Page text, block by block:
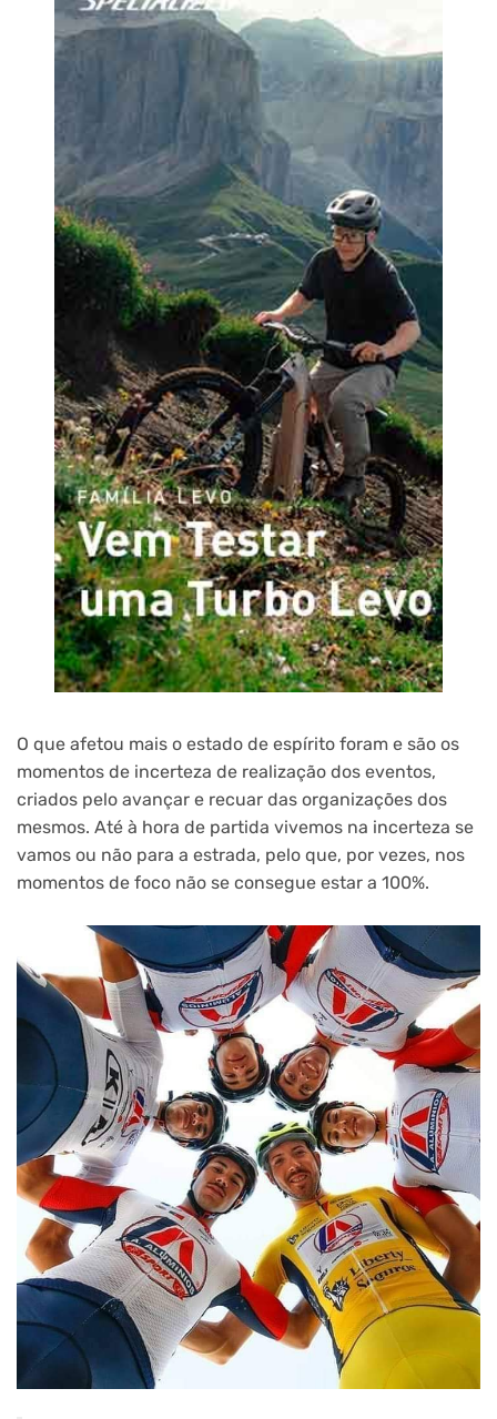
O que afetou mais o estado de espírito foram e são os
momentos de incerteza de realização dos eventos,
criados pelo avançar e recuar das organizações dos
mesmos. Até à hora de partida vivemos na incerteza se
vamos ou não para a estrada, pelo que, por vezes, nos
momentos de foco não se consegue estar a 100%.